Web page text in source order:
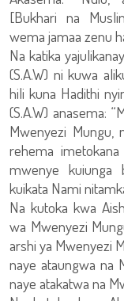
[Bukhari na
wema jamaa zenu
Na katika
(S.A.W) ni kuwa
hili kuna Hadithi
(S.A.W) anasema:
Mwenyezi Mungu,
rehema
mwenye kuiunga
kuikata Nami
Na kutoka kwa
wa Mwenyezi
arshi ya Mwenyezi
naye ataungwa na
naye atakatwa na